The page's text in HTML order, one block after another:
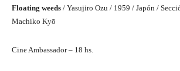
Floating weeds / Yasujiro Ozu / 1959 / Japón /
Machiko Kyō
Cine Ambassador – 18 hs.